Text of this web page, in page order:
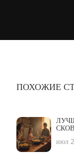
ПОХОЖИЕ
июл